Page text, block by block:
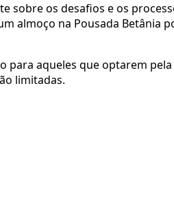
sobre os desafios e os
almoço na Pousada Betânia
para aqueles que optarem
limitadas.